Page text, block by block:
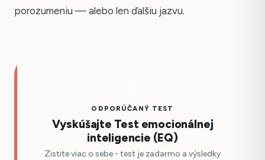
porozumeniu — alebo len ďalšiu jazvu.
ODPORÚČANÝ TEST
Vyskúšajte Test emocionálnej
inteligencie (EQ)
Zistite viac o sebe - test je zadarmo a výsledky